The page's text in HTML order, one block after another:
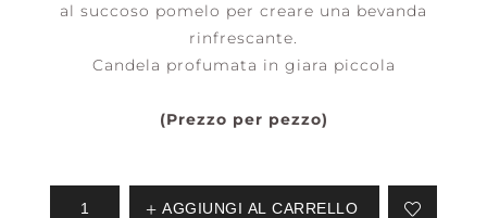
al succoso pomelo per creare una bevanda
rinfrescante.
Candela profumata in giara piccola
(Prezzo per pezzo)
AGGIUNGI AL CARRELLO